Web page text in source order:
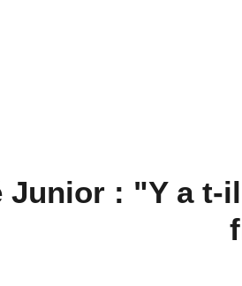
Junior : "Y a t-